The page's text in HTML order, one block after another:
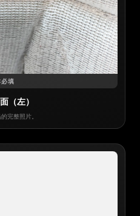
填
（左）
完整照片。